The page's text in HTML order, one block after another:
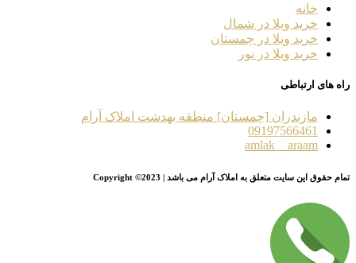
خانه
خرید ویلا در شمال
خرید ویلا در چمستان
خرید ویلا در نور
راه های ارتباطی
مازندران [چمستان] منطقه بهدشت املاک آرام
09197566461
amlak__araam
تمام حقوق این سایت متعلق به املاک آرام می باشد | Copyright ©2023